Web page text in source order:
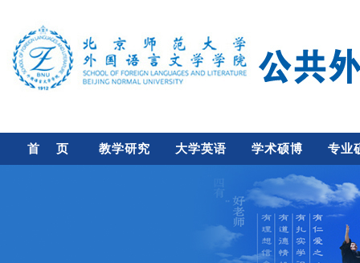
首 页 教学研究 大学英语 学术硕博 专业